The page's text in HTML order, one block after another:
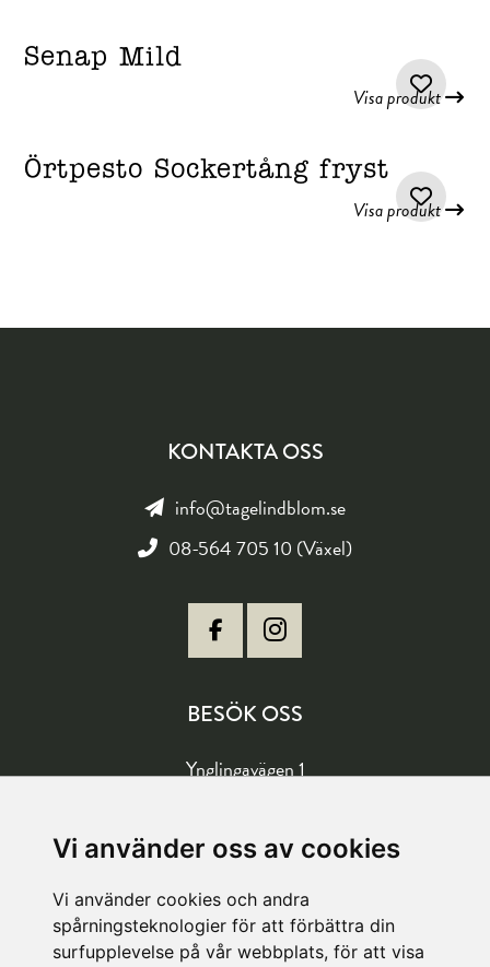
Vi använder oss av cookies
Vi använder cookies och andra
spårningsteknologier för att förbättra din
surfupplevelse på vår webbplats, för att visa
Senap Mild
Visa produkt
Örtpesto Sockertång fryst
Visa produkt
KONTAKTA OSS
info@tagelindblom.se
08-564 705 10 (Växel)
BESÖK OSS
Ynglingavägen 1
Vägbeskrivning
LAGER